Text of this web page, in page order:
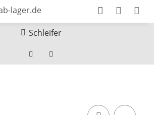
Schleifer